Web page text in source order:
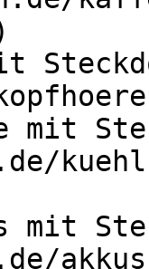
mit
mit